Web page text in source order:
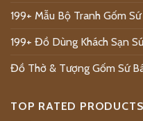
199+ Mẫu Bộ Tranh Gốm
199+ Đồ Dùng Khách Sạn
Đồ Thờ & Tượng Gốm Sứ
TOP RATED PRODUCTS